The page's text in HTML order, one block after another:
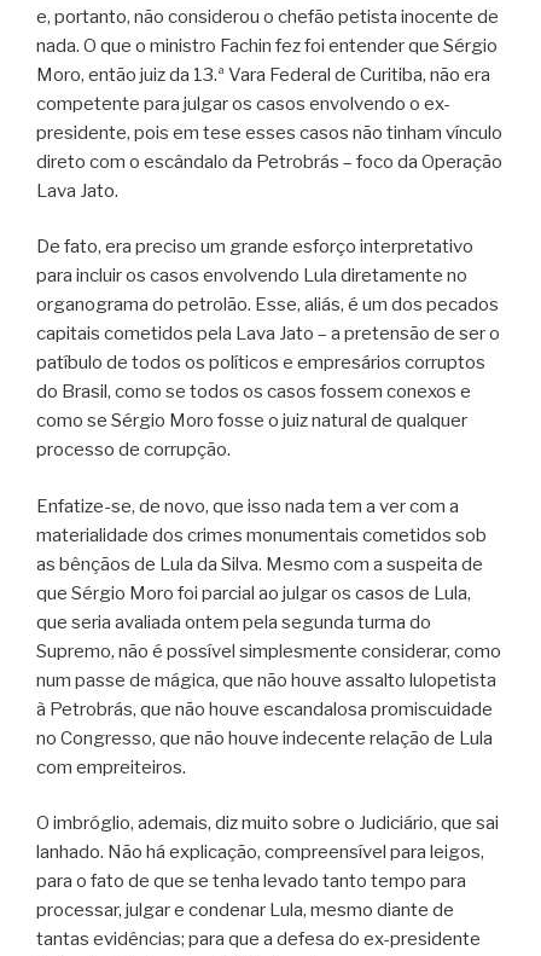
e, portanto, não considerou o chefão petista inocente de
nada. O que o ministro Fachin fez foi entender que Sérgio
Moro, então juiz da 13.ª Vara Federal de Curitiba, não era
competente para julgar os casos envolvendo o ex-
presidente, pois em tese esses casos não tinham vínculo
direto com o escândalo da Petrobrás – foco da Operação
Lava Jato.
De fato, era preciso um grande esforço interpretativo
para incluir os casos envolvendo Lula diretamente no
organograma do petrolão. Esse, aliás, é um dos pecados
capitais cometidos pela Lava Jato – a pretensão de ser o
patíbulo de todos os políticos e empresários corruptos
do Brasil, como se todos os casos fossem conexos e
como se Sérgio Moro fosse o juiz natural de qualquer
processo de corrupção.
Enfatize-se, de novo, que isso nada tem a ver com a
materialidade dos crimes monumentais cometidos sob
as bênçãos de Lula da Silva. Mesmo com a suspeita de
que Sérgio Moro foi parcial ao julgar os casos de Lula,
que seria avaliada ontem pela segunda turma do
Supremo, não é possível simplesmente considerar, como
num passe de mágica, que não houve assalto lulopetista
à Petrobrás, que não houve escandalosa promiscuidade
no Congresso, que não houve indecente relação de Lula
com empreiteiros.
O imbróglio, ademais, diz muito sobre o Judiciário, que sai
lanhado. Não há explicação, compreensível para leigos,
para o fato de que se tenha levado tanto tempo para
processar, julgar e condenar Lula, mesmo diante de
tantas evidências; para que a defesa do ex-presidente